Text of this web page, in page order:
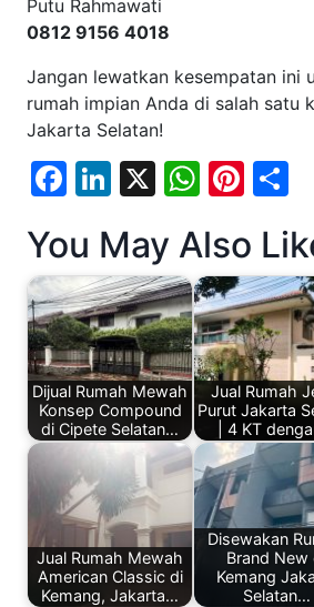
Putu Rahmawati
0812 9156 4018
Jangan lewatkan kesempatan ini
rumah impian Anda di salah satu
Jakarta Selatan!
Facebook
LinkedIn
X
You May Also
Dijual Rumah Mewah
Konsep Compound
di Cipete Selatan…
Jual Rumah
Purut Jakarta
| 4 KT
Jual Rumah Mewah
American Classic di
Kemang, Jakarta…
Disewakan
Brand New
Kemang
Selatan…